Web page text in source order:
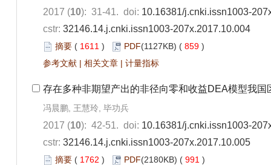
2017 (10): 31-41. doi: 10.16381/j.cnki.issn1003-
cstr: 32146.14.j.cnki.issn1003-207x.2017.10.004
摘要 ( 1611 ) PDF(1127KB) ( 859 )
参考文献 | 相关文章 | 计量指标
存在多种非期望产出的非径向零和收益DEA模型我国
冯晨鹏, 王慧玲, 毕功兵
2017 (10): 42-51. doi: 10.16381/j.cnki.issn1003-
cstr: 32146.14.j.cnki.issn1003-207x.2017.10.005
摘要 ( 1762 ) PDF(2180KB) ( 991 )